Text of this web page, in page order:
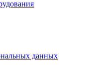
данных